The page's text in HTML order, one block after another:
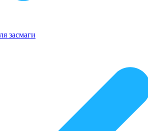
засмаги